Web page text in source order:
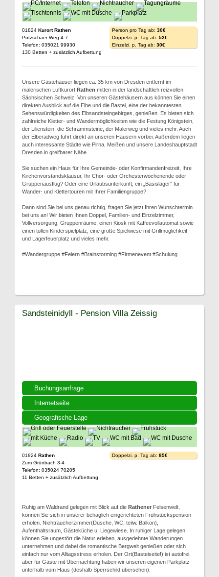
01824 Kurort Rathen
Pötzschaer Weg 4-7
Telefon: 035021 99930
130 Betten + zusätzlich Aufbettung
Person pro Tag ab: 30€
Doppelzi. p. Tag ab: 52€
Einzelzi. p. Tag ab: 30€
Unsere Gästehäuser liegen ca. 35 km von Dresden entfernt im
malerischen Luftkurort Rathen mitten in der landschaftlich reizvollen
Sächsischen Schweiz. Von unseren Gästehäusern aus können Sie einen
direkten Ausblick auf die Elbe und die Bastei, eine der bekanntesten
Sehenswürdigkeiten des Elbsandsteingebirges, genießen. Es bieten sich
zahlreiche Kletter- und Wandermöglichkeiten wie die Festung Königstein,
der Lilienstein, die Schrammsteine, der Malerweg und vieles mehr. Auch
der Elberadweg führt direkt an unseren Häusern vorbei. Außerdem liegen
auch interessante Städte wie Pirna, Meißen und unsere Landeshauptstadt
Dresden in greifbarer Nähe.
Sie suchen ein Haus für Ihre Gemeinde- oder Konfirmandenfreizeit, Ihre
Kirchenvorstandsklausur, Ihr Chor- oder Orchesterwochenende oder
Gruppenausflug? Oder eine Urlaubsunterkunft, ein „Basislager“ für
Wander- und Klettertouren mit Ihrer Familiengruppe?
Dann sind Sie bei uns genau richtig, fragen Sie jetzt Ihren Wunschtermin
bei uns an! Wir bieten Ihnen Doppel, Familien- und Einzelzimmer,
Vollversorgung, Gruppenräume, einen Kiosk mit Kaffeevollautomat sowie
einen tollen Kinderspielplatz, eine große Spielwiese mit Grillmöglichkeit
und Lagerfeuerplatz und vieles mehr.
#Wandergruppe #Feiern #Brainstorming #Firmenevent #Schulung
Buchungsanfrage
Internetseite
Geografische Lage
Sandsteinidyll - Pension Villa Zeissig
01824 Rathen
Zum Grünbach 3-4
Telefon: 035024 70205
11 Betten + zusätzlich Aufbettung
Doppelzi. p. Tag ab: 85€
Ruhig am Waldrand gelegen mit Blick auf die Rathener Felsenwelt,
können Sie sich in unserer behaglich eingerichteten Frühstückspension
erholen. Nichtraucherzimmer(Dusche, WC, teilw. Balkon),
Aufenthaltsraum, Gästeküche u. Liegewiese. In ruhiger Lage gelegen,
können Sie ungestört die Natur erleben, ausgedehnte Wanderungen
unternehmen und dabei die romantische Bergwelt genießen oder sich
einfach nur vom Alltagsstress erholen. Der Ort(Basteiseite!) ist autofrei,
aber für Gäste mit Übernachtung haben wir unseren eigenen Parkplatz
unterhalb vom Haus (deshalb Sperrschild übersehen).